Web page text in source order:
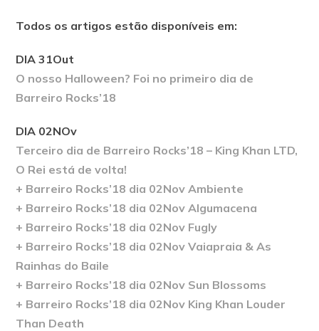
Todos os artigos estão disponíveis em:
DIA 31Out
O nosso Halloween? Foi no primeiro dia de
Barreiro Rocks’18
DIA 02NOv
Terceiro dia de Barreiro Rocks’18 – King Khan LTD,
O Rei está de volta!
+ Barreiro Rocks’18 dia 02Nov Ambiente
+ Barreiro Rocks’18 dia 02Nov Algumacena
+ Barreiro Rocks’18 dia 02Nov Fugly
+ Barreiro Rocks’18 dia 02Nov Vaiapraia & As
Rainhas do Baile
+ Barreiro Rocks’18 dia 02Nov Sun Blossoms
+ Barreiro Rocks’18 dia 02Nov King Khan Louder
Than Death